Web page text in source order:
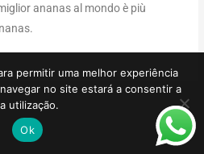
ananas al mondo è più
permitir uma melhor experiência
no site estará a consentir a
utilização.
Ok